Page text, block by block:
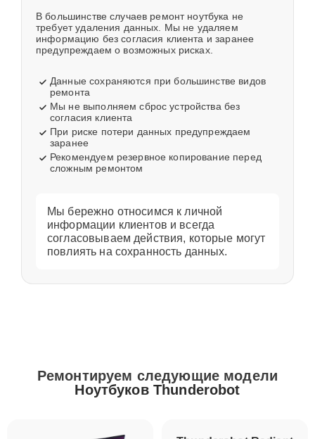
В большинстве случаев ремонт ноутбука не
требует удаления данных. Мы не удаляем
информацию без согласия клиента и заранее
предупреждаем о возможных рисках.
Данные сохраняются при большинстве видов
ремонта
Мы не выполняем сброс устройства без
согласия клиента
При риске потери данных предупреждаем
заранее
Рекомендуем резервное копирование перед
сложным ремонтом
Мы бережно относимся к личной
информации клиентов и всегда
согласовываем действия, которые могут
повлиять на сохранность данных.
Ремонтируем следующие модели
Ноутбуков Thunderobot